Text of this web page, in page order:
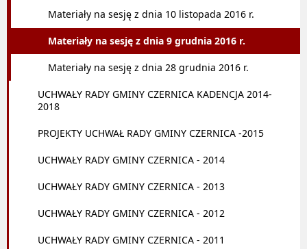
Materiały na sesję z dnia 10 listopada 2016 r.
Materiały na sesję z dnia 9 grudnia 2016 r.
Materiały na sesję z dnia 28 grudnia 2016 r.
UCHWAŁY RADY GMINY CZERNICA KADENCJA 2014-
2018
PROJEKTY UCHWAŁ RADY GMINY CZERNICA -2015
UCHWAŁY RADY GMINY CZERNICA - 2014
UCHWAŁY RADY GMINY CZERNICA - 2013
UCHWAŁY RADY GMINY CZERNICA - 2012
UCHWAŁY RADY GMINY CZERNICA - 2011